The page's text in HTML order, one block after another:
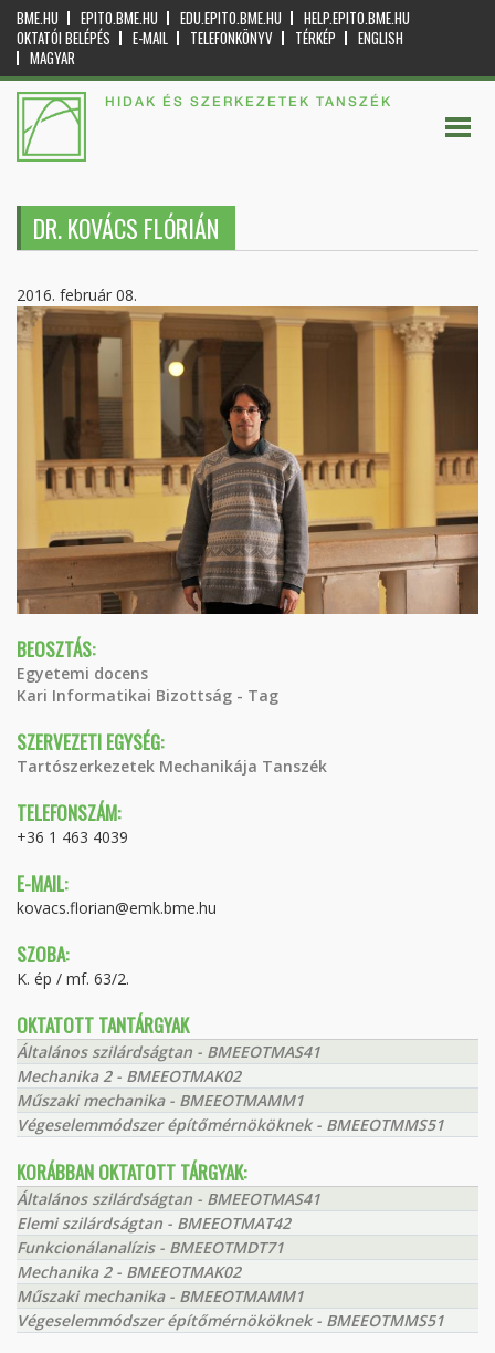
BME.HU EPITO.BME.HU EDU.EPITO.BME.HU
HELP.EPITO.BME.HU
OKTATÓI BELÉPÉS
E-MAIL TELEFONKÖNYV TÉRKÉP
ENGLISH
MAGYAR
HIDAK ÉS SZERKEZETEK TANSZÉK
DR. KOVÁCS FLÓRIÁN
2016. február 08.
BEOSZTÁS:
Egyetemi docens
Kari Informatikai Bizottság - Tag
SZERVEZETI EGYSÉG:
Tartószerkezetek Mechanikája Tanszék
TELEFONSZÁM:
+36 1 463 4039
E-MAIL:
kovacs.florian@emk.bme.hu
SZOBA:
K. ép / mf. 63/2.
OKTATOTT TANTÁRGYAK
Általános szilárdságtan - BMEEOTMAS41
Mechanika 2 - BMEEOTMAK02
Műszaki mechanika - BMEEOTMAMM1
Végeselemmódszer építőmérnököknek - BMEEOTMMS51
KORÁBBAN OKTATOTT TÁRGYAK:
Általános szilárdságtan - BMEEOTMAS41
Elemi szilárdságtan - BMEEOTMAT42
Funkcionálanalízis - BMEEOTMDT71
Mechanika 2 - BMEEOTMAK02
Műszaki mechanika - BMEEOTMAMM1
Végeselemmódszer építőmérnököknek - BMEEOTMMS51